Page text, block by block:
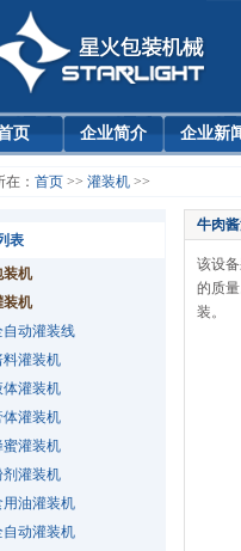
页 企业简介 企业新
在： 首页 >> 灌装机 >>
表
装机
装机
自动灌装线
料灌装机
体灌装机
体灌装机
蜜灌装机
剂灌装机
用油灌装机
自动灌装机
牛肉
该设
的质
装。